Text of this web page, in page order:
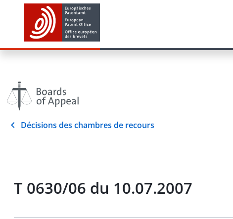
Décisions des chambres de recours
T 0630/06 du 10.07.2007